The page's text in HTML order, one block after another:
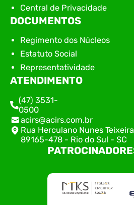
Central de Privacidade
DOCUMENTOS
Regimento dos Núcleos
Estatuto Social
Representatividade
ATENDIMENTO
(47) 3531-
0500
acirs@acirs.com.br
Rua Herculano Nunes
89165-478 - Rio do Sul - SC